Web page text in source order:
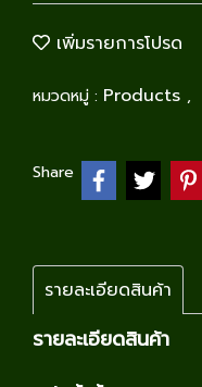
เพิ่มรายการโปรด
หมวดหมู่ : Products ,
Share
รายละเอียดสินค้า
รายละเอียดสินค้า